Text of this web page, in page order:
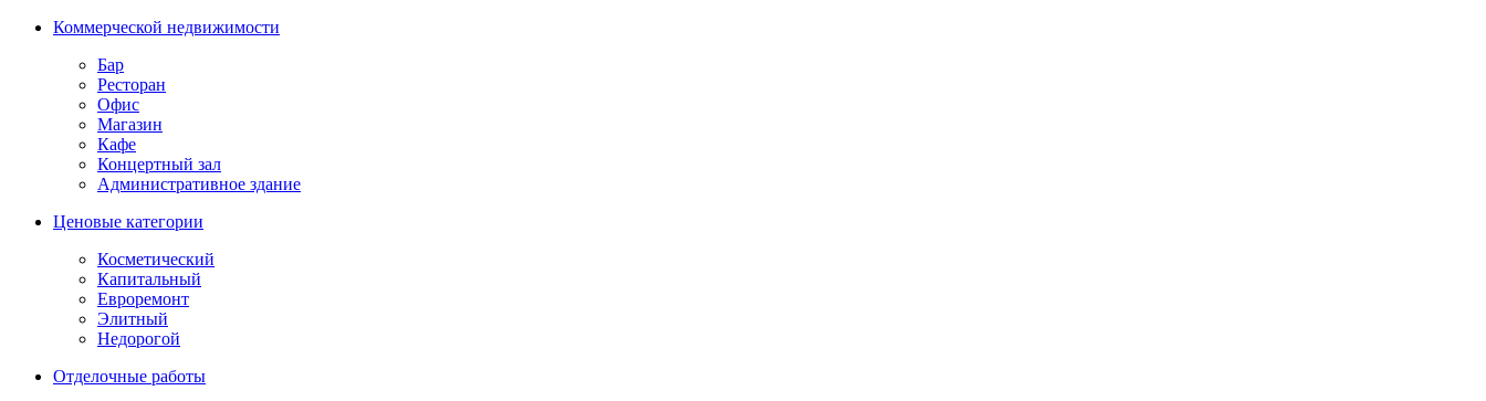
Коммерческой недвижимости
Бар
Ресторан
Офис
Магазин
Кафе
Концертный зал
Административное здание
Ценовые категории
Косметический
Капитальный
Евроремонт
Элитный
Недорогой
Отделочные работы